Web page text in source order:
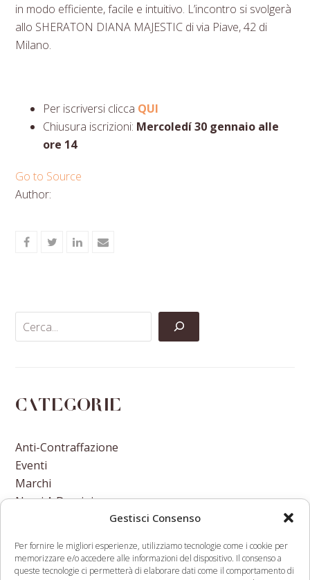
Gestisci Consenso
Per fornire le migliori esperienze, utilizziamo tecnologie come i cookie per
memorizzare e/o accedere alle informazioni del dispositivo. Il consenso a
queste tecnologie ci permetterà di elaborare dati come il comportamento di
in modo efficiente, facile e intuitivo. L’incontro si svolgerà
allo SHERATON DIANA MAJESTIC di via Piave, 42 di
Milano.
Per iscriversi clicca QUI
Chiusura iscrizioni: Mercoledí 30 gennaio alle
ore 14
Go to Source
Author:
ShareShareShareShare
Categorie
Anti-Contraffazione
Eventi
Marchi
Nomi A Dominio
Nuove Varietà Vegetali